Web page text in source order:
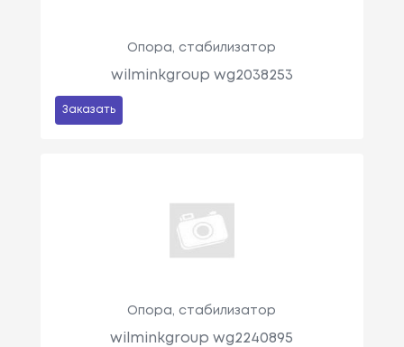
Опора, стабилизатор
wilminkgroup wg2038253
Заказать
Опора, стабилизатор
wilminkgroup wg2240895